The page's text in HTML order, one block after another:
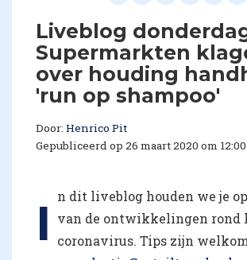
Liveblog
Supermarkten
over houding
'run op shampoo'
Door: Henrico Pit
Gepubliceerd op 26 maart 2020 om 12:00
I
n dit liveblog houden we je
van de ontwikkelingen rond
coronavirus. Tips zijn